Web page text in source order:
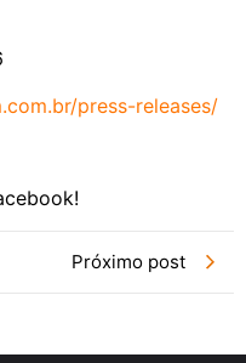
press-releases/
Próximo post